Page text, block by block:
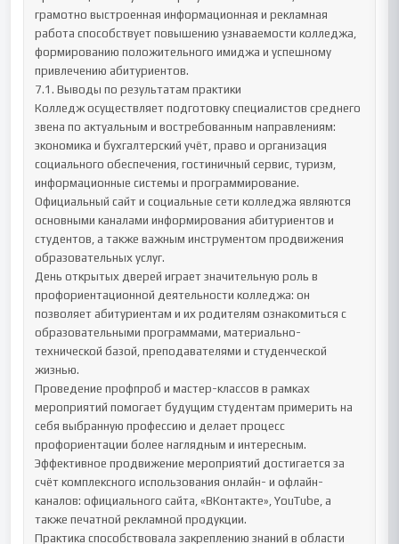
грамотно выстроенная информационная и рекламная
работа способствует повышению узнаваемости колледжа,
формированию положительного имиджа и успешному
привлечению абитуриентов.
7.1. Выводы по результатам практики
Колледж осуществляет подготовку специалистов среднего
звена по актуальным и востребованным направлениям:
экономика и бухгалтерский учёт, право и организация
социального обеспечения, гостиничный сервис, туризм,
информационные системы и программирование.
Официальный сайт и социальные сети колледжа являются
основными каналами информирования абитуриентов и
студентов, а также важным инструментом продвижения
образовательных услуг.
День открытых дверей играет значительную роль в
профориентационной деятельности колледжа: он
позволяет абитуриентам и их родителям ознакомиться с
образовательными программами, материально-
технической базой, преподавателями и студенческой
жизнью.
Проведение профпроб и мастер-классов в рамках
мероприятий помогает будущим студентам примерить на
себя выбранную профессию и делает процесс
профориентации более наглядным и интересным.
Эффективное продвижение мероприятий достигается за
счёт комплексного использования онлайн- и офлайн-
каналов: официального сайта, «ВКонтакте», YouTube, а
также печатной рекламной продукции.
Практика способствовала закреплению знаний в области